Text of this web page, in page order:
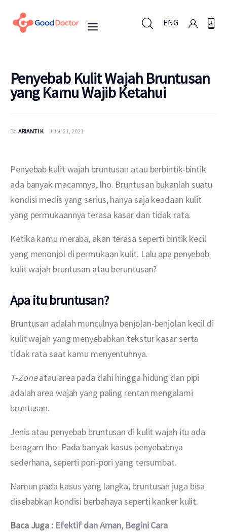
ENG
Mengapa Good Doctor
Berita
Layanan
Penyebab Kulit Wajah Bruntusan
yang Kamu Wajib Ketahui
BY ARIANTI K JUNI 21, 2021
Penyebab kulit wajah bruntusan atau berbintik-bintik
ada banyak macamnya, lho. Bruntusan bukanlah suatu
kondisi medis yang serius, hanya saja keadaan kulit
yang permukaannya terasa kasar dan tidak rata.
Ketika kamu meraba, akan terasa seperti bintik kecil
yang menonjol di permukaan kulit. Lalu apa penyebab
kulit wajah bruntusan atau beruntusan?
Apa itu bruntusan?
Bruntusan adalah munculnya benjolan-benjolan kecil di
kulit wajah yang menyebabkan tekstur kasar serta
tidak rata saat kamu menyentuhnya.
T-Zone atau area pada dahi hingga hidung dan pipi
adalah area wajah yang paling rentan mengalami
bruntusan.
Jenis atau penyebab bruntusan di kulit wajah itu ada
beragam lho. Pada banyak kasus penyebabnya
sederhana, seperti pori-pori yang tersumbat.
Namun pada kasus yang langka, bruntusan juga bisa
disebabkan kondisi berbahaya seperti kanker kulit.
Baca Juga : Efektif dan Aman, Begini Cara